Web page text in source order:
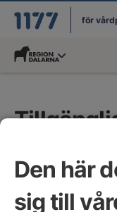
Den här
sig till
för
Du har valt region
Vi vill att alla ska
vårdpersonal.
olika hjälpmedel